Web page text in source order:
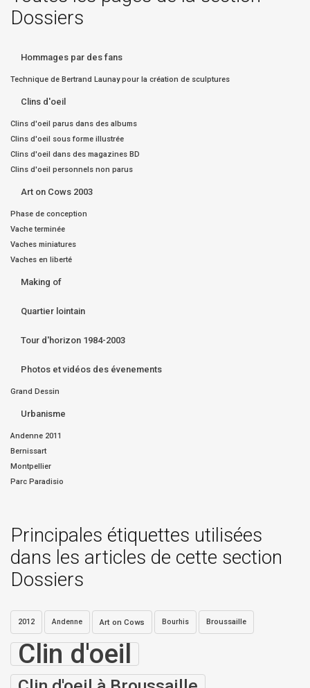
Dossiers
Hommages par des fans
Technique de Bertrand Launay pour la création de sculptures
Clins d'oeil
Clins d'oeil parus dans des albums
Clins d'oeil sous forme illustrée
Clins d'oeil dans des magazines BD
Clins d'oeil personnels non parus
Art on Cows 2003
Phase de conception
Vache terminée
Vaches miniatures
Vaches en liberté
Making of
Quartier lointain
Tour d'horizon 1984-2003
Photos et vidéos des évenements
Grand Dessin
Urbanisme
Andenne 2011
Bernissart
Montpellier
Parc Paradisio
Principales étiquettes utilisées
dans les articles de cette section
Dossiers
2012 Andenne Art on Cows Bourhis Broussaille
Clin d'oeil